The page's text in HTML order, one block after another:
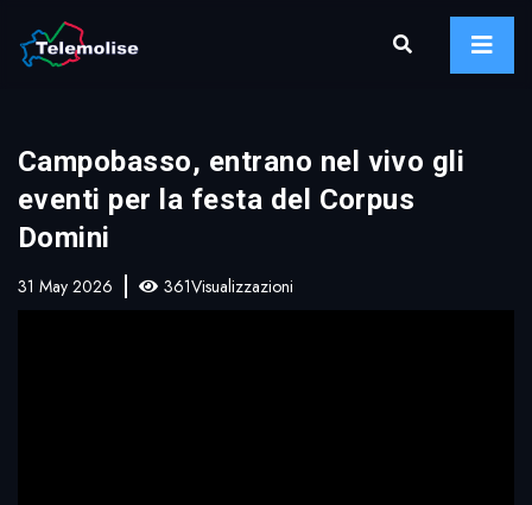
Campobasso, entrano nel vivo gli
eventi per la festa del Corpus
Domini
31 May 2026 361Visualizzazioni